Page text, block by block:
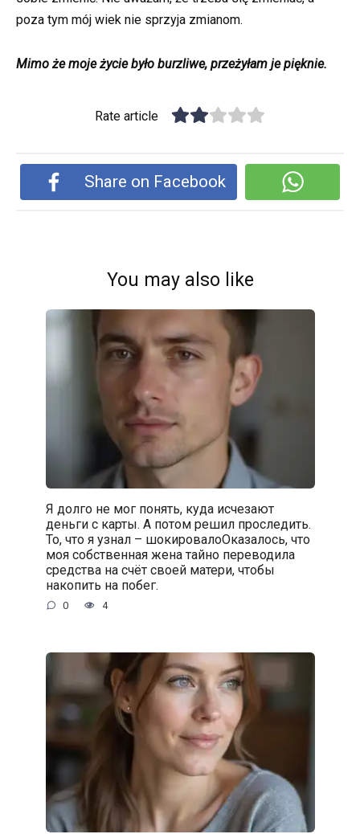
poza tym mój wiek nie sprzyja zmianom.
Mimo że moje życie było burzliwe, przeżyłam je pięknie.
Rate article
Share on Facebook
You may also like
Я долго не мог понять, куда исчезают
деньги с карты. А потом решил проследить.
То, что я узнал – шокировалоОказалось, что
моя собственная жена тайно переводила
средства на счёт своей матери, чтобы
накопить на побег.
0 4